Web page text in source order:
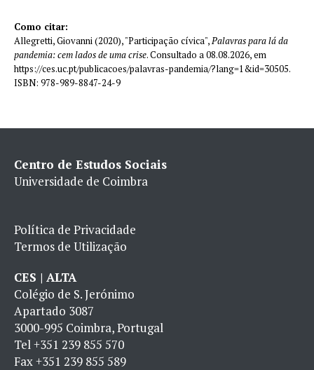
Como citar:
Allegretti, Giovanni (2020), "Participação cívica", Palavras para lá da
pandemia: cem lados de uma crise. Consultado a 08.08.2026, em
https://ces.uc.pt/publicacoes/palavras-pandemia/?lang=1&id=30505.
ISBN: 978-989-8847-24-9
Centro de Estudos Sociais
Universidade de Coimbra
Política de Privacidade
Termos de Utilização
CES | ALTA
Colégio de S. Jerónimo
Apartado 3087
3000-995 Coimbra, Portugal
Tel+351 239 855 570
Fax+351 239 855 589